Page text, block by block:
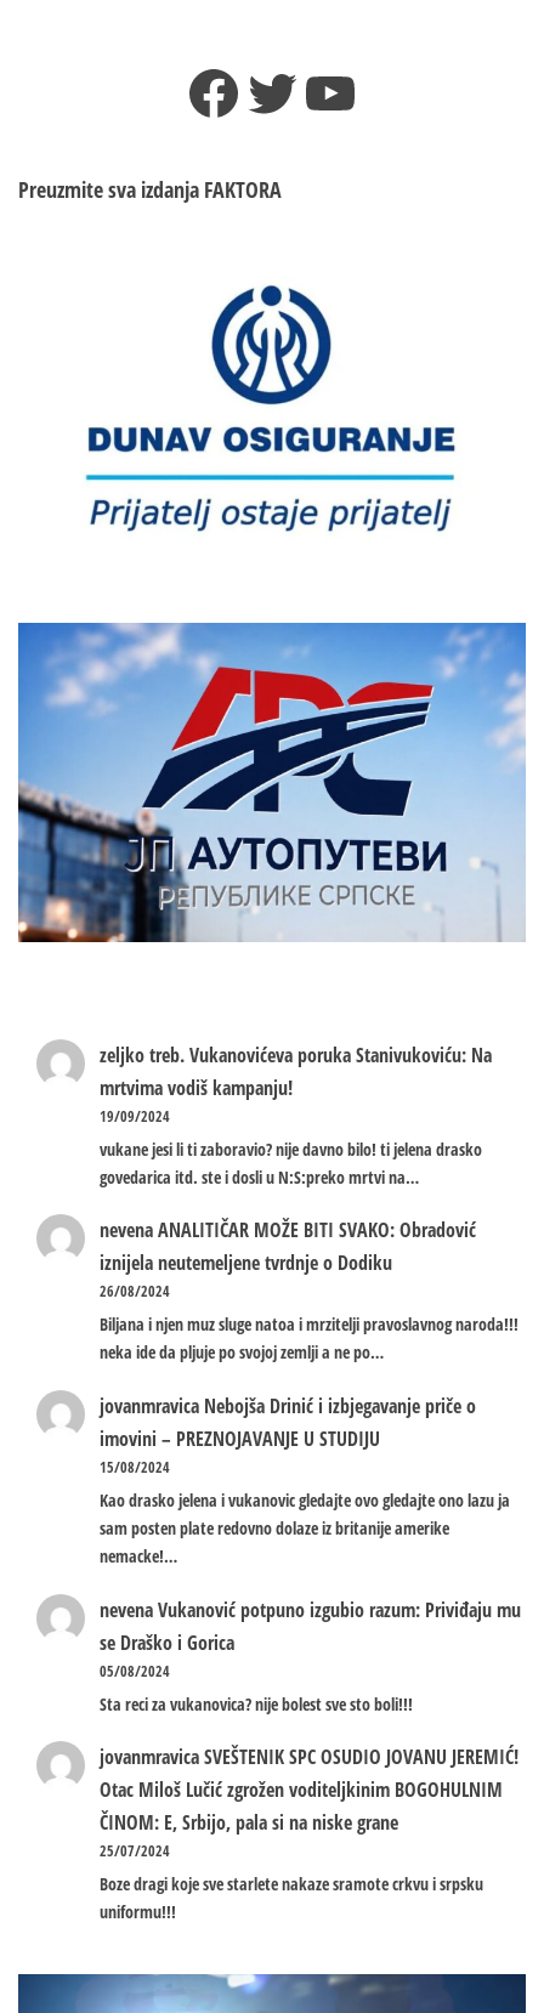
posječen
po
Facebook
TwitterYouTube
Preuzmite sva izdanja FAKTORA
zeljko treb.Vukanovićeva poruka Stanivukoviću: Na
mrtvima vodiš kampanju!
19/09/2024
vukane jesi li ti zaboravio? nije davno bilo! ti jelena drasko
govedarica itd. ste i dosli u N:S:preko mrtvi na…
nevenaANALITIČAR MOŽE BITI SVAKO: Obradović
iznijela neutemeljene tvrdnje o Dodiku
26/08/2024
Biljana i njen muz sluge natoa i mrzitelji pravoslavnog naroda!!!
neka ide da pljuje po svojoj zemlji a ne po…
jovanmravica Nebojša Drinić i izbjegavanje priče o
imovini – PREZNOJAVANJE U STUDIJU
15/08/2024
Kao drasko jelena i vukanovic gledajte ovo gledajte ono lazu ja
sam posten plate redovno dolaze iz britanije amerike
nemacke!…
nevenaVukanović potpuno izgubio razum: Priviđaju mu
se Draško i Gorica
05/08/2024
Sta reci za vukanovica? nije bolest sve sto boli!!!
jovanmravicaSVEŠTENIK SPC OSUDIO JOVANU JEREMIĆ!
Otac Miloš Lučić zgrožen voditeljkinim BOGOHULNIM
ČINOM: E, Srbijo, pala si na niske grane
25/07/2024
Boze dragi koje sve starlete nakaze sramote crkvu i srpsku
uniformu!!!